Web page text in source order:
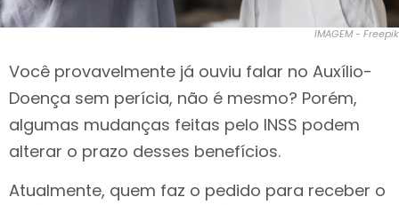
IMAGEM - Freepik
Você provavelmente já ouviu falar no Auxílio-
Doença sem perícia, não é mesmo? Porém,
algumas mudanças feitas pelo INSS podem
alterar o prazo desses benefícios.
Atualmente, quem faz o pedido para receber o